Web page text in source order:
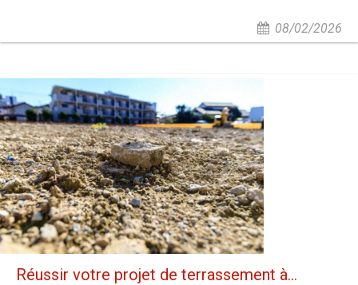
08/02/2026
Réussir votre projet de terrassement à...